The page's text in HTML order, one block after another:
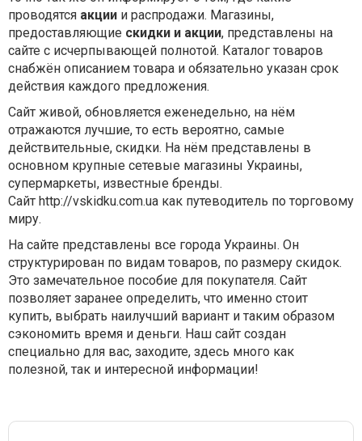
проводятся акции и распродажи. Магазины,
предоставляющие скидки и акции, представлены на
сайте с исчерпывающей полнотой. Каталог товаров
снабжён описанием товара и обязательно указан срок
действия каждого предложения.
Сайт живой, обновляется еженедельно, на нём
отражаются лучшие, то есть вероятно, самые
действительные, скидки. На нём представлены в
основном крупные сетевые магазины Украины,
супермаркеты, известные бренды.
Сайт http://vskidku.com.ua как путеводитель по торговому
миру.
На сайте представлены все города Украины. Он
структурирован по видам товаров, по размеру скидок.
Это замечательное пособие для покупателя. Сайт
позволяет заранее определить, что именно стоит
купить, выбрать наилучший вариант и таким образом
сэкономить время и деньги. Наш сайт создан
специально для вас, заходите, здесь много как
полезной, так и интересной информации!